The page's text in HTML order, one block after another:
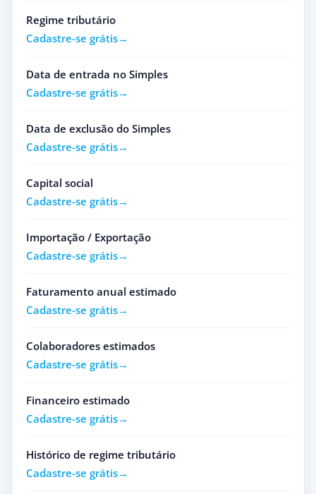
Regime tributário
Cadastre-se grátis
Data de entrada no Simples
Cadastre-se grátis
Data de exclusão do Simples
Cadastre-se grátis
Capital social
Cadastre-se grátis
Importação / Exportação
Cadastre-se grátis
Faturamento anual estimado
Cadastre-se grátis
Colaboradores estimados
Cadastre-se grátis
Financeiro estimado
Cadastre-se grátis
Histórico de regime tributário
Cadastre-se grátis